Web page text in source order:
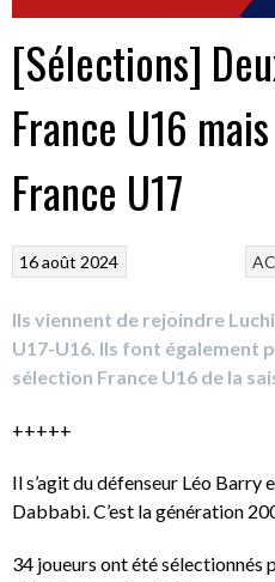
[Sélections]
France U16
France U17
16 août 2024
Ils viennent de rejoindre
U17-U16. Ils font également
sélection France U16 de la
+++++
Il s’agit du défenseur Léo
Dabbabi. C’est la génération
34 joueurs ont été sélectionnés